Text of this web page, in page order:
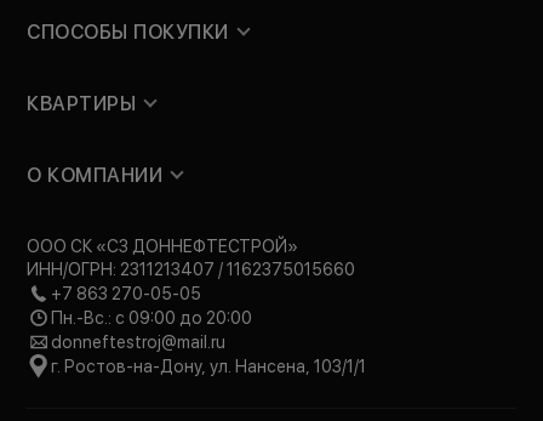
СПОСОБЫ ПОКУПКИ
КВАРТИРЫ
О КОМПАНИИ
ООО СК «СЗ ДОННЕФТЕСТРОЙ»
ИНН/ОГРН: 2311213407 / 1162375015660
+7 863 270-05-05
Пн.-Вс.: с 09:00 до 20:00
donneftestroj@mail.ru
г. Ростов-на-Дону, ул. Нансена, 103/1/1